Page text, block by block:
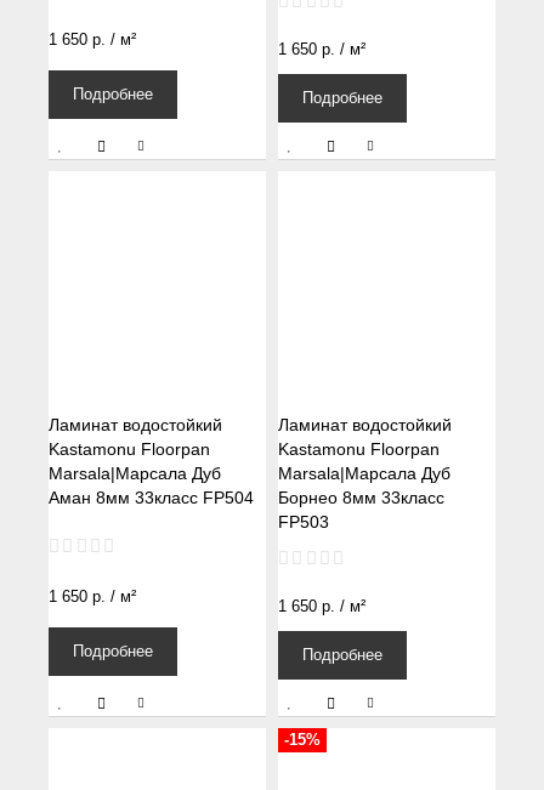
1 650 р. / м²
Подробнее
1 650 р. / м²
Подробнее
Ламинат водостойкий
Kastamonu Floorpan
Marsala|Марсала Дуб
Аман 8мм 33класс FP504
1 650 р. / м²
Подробнее
Ламинат водостойкий
Kastamonu Floorpan
Marsala|Марсала Дуб
Борнео 8мм 33класс
FP503
1 650 р. / м²
Подробнее
-15%